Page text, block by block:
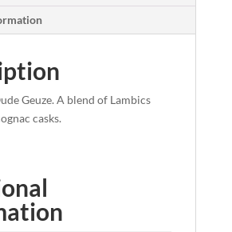
Geuze. A blend of Lambics
casks.